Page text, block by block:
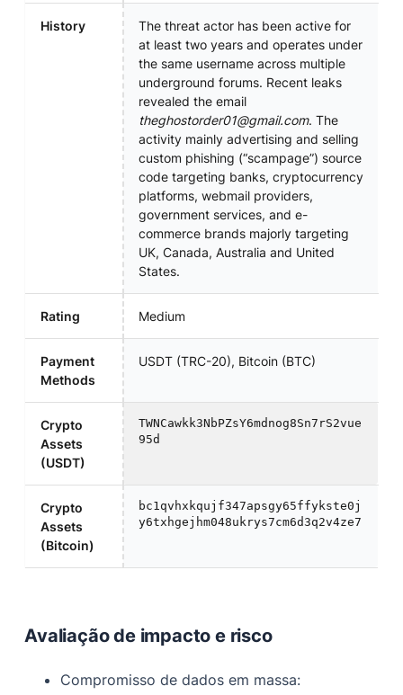
History
The threat actor has been active for
at least two years and operates under
the same username across multiple
underground forums. Recent leaks
revealed the email
theghostorder01@gmail.com. The
activity mainly advertising and selling
custom phishing (“scampage”) source
code targeting banks, cryptocurrency
platforms, webmail providers,
government services, and e-
commerce brands majorly targeting
UK, Canada, Australia and United
States.
Rating Medium
Payment
Methods
USDT (TRC-20), Bitcoin (BTC)
Crypto
Assets
(USDT)
TWNCawkk3NbPZsY6mdnog8Sn7rS2vue
95d
Crypto
Assets
(Bitcoin)
bc1qvhxkqujf347apsgy65ffykste0j
y6txhgejhm048ukrys7cm6d3q2v4ze7
Avaliação de impacto e risco
Compromisso de dados em massa: